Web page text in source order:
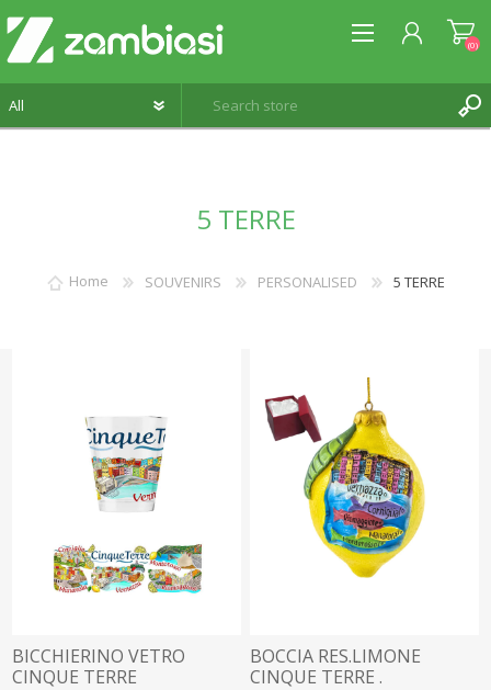
(0)
5 TERRE
Home SOUVENIRS PERSONALISED 5 TERRE
BICCHIERINO VETRO
CINQUE TERRE
BOCCIA RES.LIMONE
CINQUE TERRE .